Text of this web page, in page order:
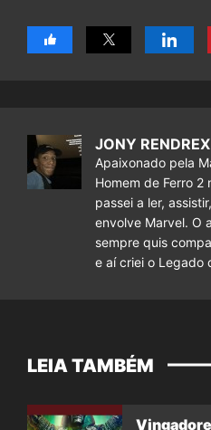
JONY RENDREX
Apaixonado pela
Homem de Ferro 2
passei a ler,
envolve Marvel. O
sempre quis
e aí criei o Legado
LEIA TAMBÉM